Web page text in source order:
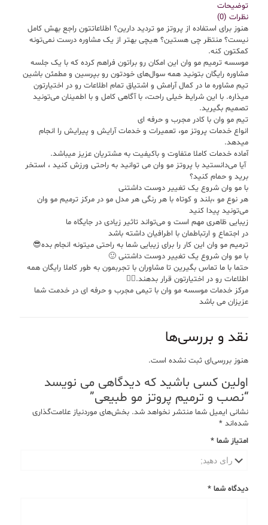
توضیحات
نظرات (0)
هنوز برای استفاده از پروتز مو تردید دارین؟ اطلاعاتتون راجع بهش کامل
نیست؟ منتظر چی هستین؟ هیچی بهتر از یک مشاوره درست نمی‌تونه
کمکتون کنه.
موسسه ترمیم مو وان این امکان رو براتون فراهم کرده که با یک جلسه
مشاوره رایگان بتونید همه سوال‌های خودتون رو بپرسین و مطمئن باشین
تیم مشاوره ما در کمال آرامش و اشتیاق تمام اطلاعات رو در اختیارتون
میذاره. با این شرایط خیلی راحت، با آگاهی کامل و با اطمینان می‌تونید
تصمیم بگیرید.
تیم مو وان با کادر مجرب و حرفه ای
انواع خدمات پروتز مو، تعمیرات و خدمات آرایش و پیرایش را انجام
میدهد.
آماده خدمات کاملا متفاوت و باکیفیت به مشتریان عزیز میباشد.
‌ آیا می‌دانستید با پروتز مو وان می توانید به راحتی ورزش کنید ، استخر
برید و حمام کنید؟
با مو وان شروع یک تغییر دوست داشتنی
هر نوع مو ،بلند و کوتاه با هر رنگی هر مدل مو در مرکز ترمیم مو وان
می‌تونید پیدا کنید
زیبایی ظاهری مهم است و می‌تواند تاثیر زیادی در جایگاه ما
در اجتماع و ارتباطمان با اطرافیان داشته باشد
ترمیم مو وان این کار را برای زیبایی شما به راحتی میتونه انجام بده😎
با مو وان شروع یک تغییر دوست داشتنی 🙂
حتما با ما تماس بگیرین تا مشاوران با تجربمون به طور کاملا رایگان همه
اطلاعات رو در اختیارتون قرار بدهند.💇‍♂️
مرکز خدمات موسسه مو وان با تیمی مجرب و حرفه ای در خدمت شما
عزیزان می باشد
نقد و بررسی‌ها
هنوز بررسی‌ای ثبت نشده است.
اولین کسی باشید که دیدگاهی می نویسد
“نصب و ترمیم پروتز مو طبیعی”
نشانی ایمیل شما منتشر نخواهد شد. بخش‌های موردنیاز علامت‌گذاری
شده‌اند *
امتیاز شما *
دیدگاه شما *